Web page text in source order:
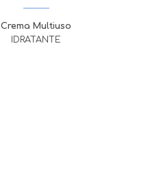
Crema Multiuso
IDRATANTE